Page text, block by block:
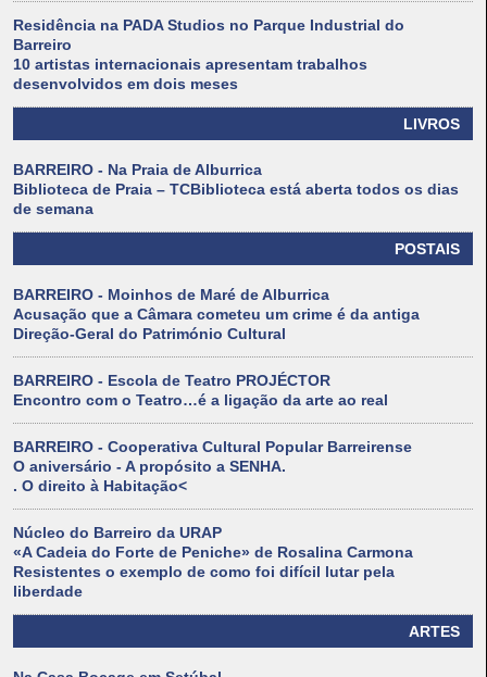
Residência na PADA Studios no Parque Industrial do
Barreiro
10 artistas internacionais apresentam trabalhos
desenvolvidos em dois meses
LIVROS
BARREIRO - Na Praia de Alburrica
Biblioteca de Praia – TCBiblioteca está aberta todos os dias
de semana
POSTAIS
BARREIRO - Moinhos de Maré de Alburrica
Acusação que a Câmara cometeu um crime é da antiga
Direção-Geral do Património Cultural
BARREIRO - Escola de Teatro PROJÉCTOR
Encontro com o Teatro…é a ligação da arte ao real
BARREIRO - Cooperativa Cultural Popular Barreirense
O aniversário - A propósito a SENHA.
. O direito à Habitação<
Núcleo do Barreiro da URAP
«A Cadeia do Forte de Peniche» de Rosalina Carmona
Resistentes o exemplo de como foi difícil lutar pela
liberdade
ARTES